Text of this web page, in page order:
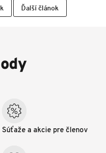
Ďalší článok
Súťaže a akcie pre členov